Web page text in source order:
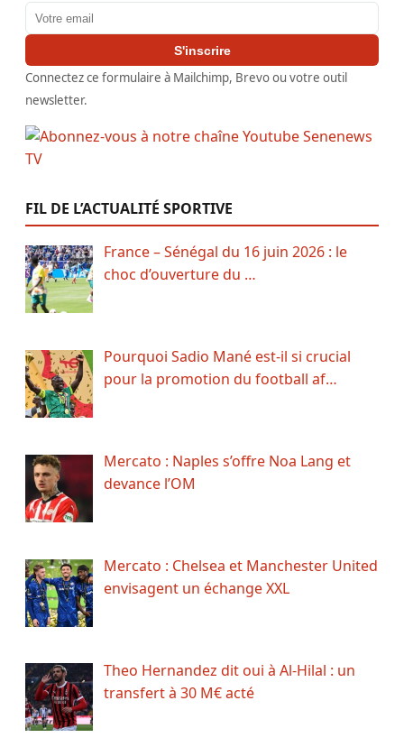
Adresse email
S'inscrire
Connectez ce formulaire à Mailchimp, Brevo ou votre outil
newsletter.
FIL DE L’ACTUALITÉ SPORTIVE
France – Sénégal du 16 juin 2026 : le
choc d’ouverture du …
Pourquoi Sadio Mané est-il si crucial
pour la promotion du football af…
Mercato : Naples s’offre Noa Lang et
devance l’OM
Mercato : Chelsea et Manchester United
envisagent un échange XXL
Theo Hernandez dit oui à Al-Hilal : un
transfert à 30 M€ acté